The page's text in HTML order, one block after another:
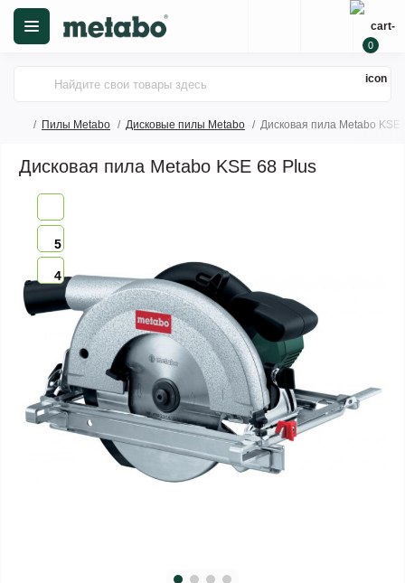
0
Пилы Metabo Дисковые пилы Metabo Дисковая пила Metabo KSE
Дисковая пила Metabo KSE 68 Plus
5
4